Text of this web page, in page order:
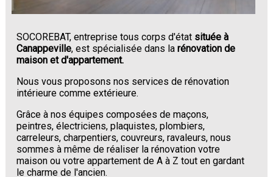
SOCOREBAT, entreprise tous corps d'état située à
Canappeville, est spécialisée dans larénovation de
maison et d'appartement.
Nous vous proposons nos services de rénovation
intérieure comme extérieure.
Grâce à nos équipes composées de maçons,
peintres, électriciens, plaquistes, plombiers,
carreleurs, charpentiers, couvreurs, ravaleurs, nous
sommes à même de réaliser la rénovation votre
maison ou votre appartement de A à Z tout en gardant
le charme de l'ancien.